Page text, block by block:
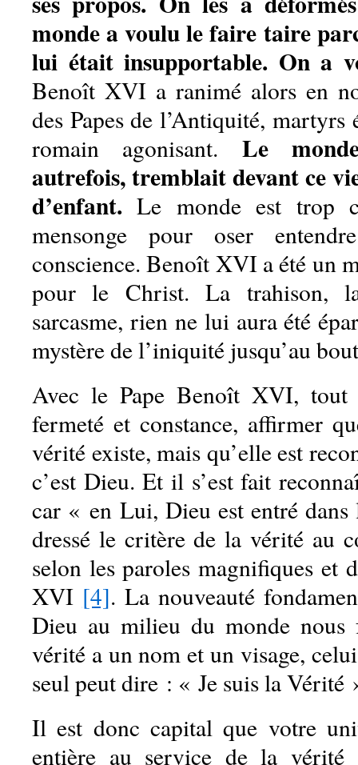
monde a voulu le faire taire
lui était insupportable. On a
Benoît XVI a ranimé alors en
des Papes de l’Antiquité, martyrs
romain agonisant. Le
autrefois, tremblait devant ce
d’enfant.Le monde est trop
mensonge pour oser
conscience. Benoît XVI a été un
pour le Christ. La trahison,
sarcasme, rien ne lui aura été
mystère de l’iniquité jusqu’au
Avec le Pape Benoît XVI, tout
fermeté et constance, affirmer
vérité existe, mais qu’elle est
c’est Dieu. Et il s’est fait
car « en Lui, Dieu est entré
dressé le critère de la vérité au
selon les paroles magnifiques et
XVI [4]. La nouveauté
Dieu au milieu du monde
vérité a un nom et un visage,
seul peut dire : « Je suis la Vérité
Il est donc capital que votre
entière au service de la vérité